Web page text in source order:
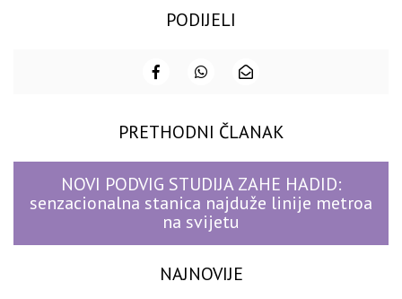
PODIJELI
PRETHODNI ČLANAK
NOVI PODVIG STUDIJA ZAHE HADID:
senzacionalna stanica najduže linije metroa
na svijetu
NAJNOVIJE